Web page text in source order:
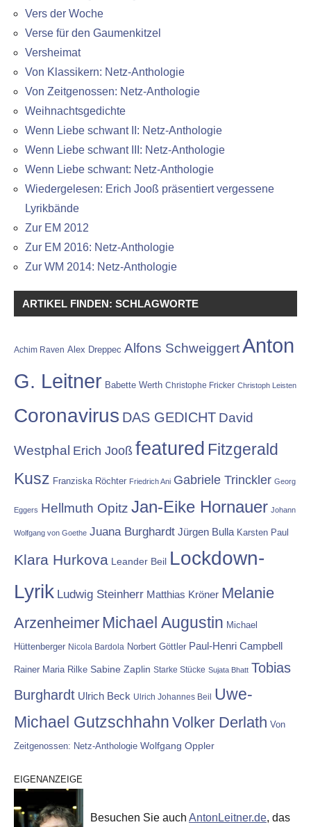
Vers der Woche
Verse für den Gaumenkitzel
Versheimat
Von Klassikern: Netz-Anthologie
Von Zeitgenossen: Netz-Anthologie
Weihnachtsgedichte
Wenn Liebe schwant II: Netz-Anthologie
Wenn Liebe schwant III: Netz-Anthologie
Wenn Liebe schwant: Netz-Anthologie
Wiedergelesen: Erich Jooß präsentiert vergessene
Lyrikbände
Zur EM 2012
Zur EM 2016: Netz-Anthologie
Zur WM 2014: Netz-Anthologie
ARTIKEL FINDEN: SCHLAGWORTE
Achim Raven Alex Dreppec Alfons SchweiggertAnton
G. Leitner Babette Werth Christophe Fricker Christoph Leisten
Coronavirus DAS GEDICHT David
Westphal Erich Jooß featured Fitzgerald
Kusz Franziska Röchter Friedrich Ani Gabriele Trinckler Georg
Eggers Hellmuth Opitz Jan-Eike Hornauer Johann
Wolfgang von Goethe Juana Burghardt Jürgen Bulla Karsten Paul
Klara Hurkova Leander Beil Lockdown-
Lyrik Ludwig Steinherr Matthias Kröner Melanie
Arzenheimer Michael Augustin Michael
Hüttenberger Nicola Bardola Norbert Göttler Paul-Henri Campbell
Rainer Maria Rilke Sabine Zaplin Starke Stücke Sujata Bhatt Tobias
Burghardt Ulrich Beck Ulrich Johannes Beil
Uwe-
Michael Gutzschhahn Volker Derlath Von
Zeitgenossen: Netz-Anthologie Wolfgang Oppler
EIGENANZEIGE
Besuchen Sie auch AntonLeitner.de, das